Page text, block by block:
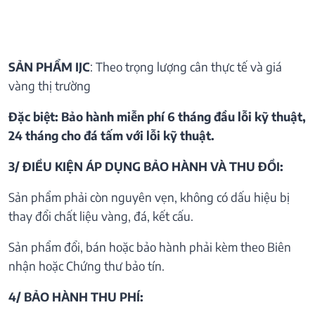
SẢN PHẨM IJC: Theo trọng lượng cân thực tế và giá
vàng thị trường
Đặc biệt: Bảo hành miễn phí 6 tháng đầu lỗi kỹ thuật,
24 tháng cho đá tấm với lỗi kỹ thuật.
3/ ĐIỀU KIỆN ÁP DỤNG BẢO HÀNH VÀ THU ĐỒI:
Sản phẩm phải còn nguyên vẹn, không có dấu hiệu bị
thay đổi chất liệu vàng, đá, kết cấu.
Sản phẩm đổi, bán hoặc bảo hành phải kèm theo Biên
nhận hoặc Chứng thư bảo tín.
4/ BẢO HÀNH THU PHÍ: